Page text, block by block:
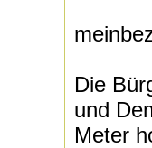
Die
und
Meter